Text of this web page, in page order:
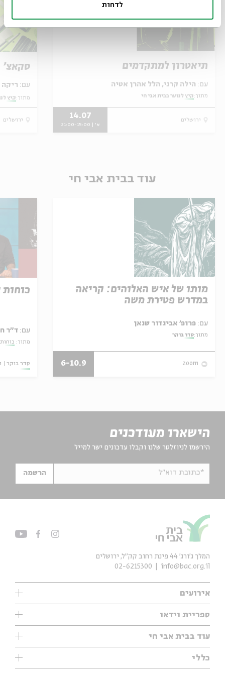
לדחות
תיאטרון למתקדמים
עם:
מתוך: קיץ לנוער בבית אבי חי
ירושלים 14.07
א' | 21:00-15:00
סקאצ'
עם:
מתוך: קיץ
ירושלים
עוד בבית אבי חי
מותו של איש האלוהים: קריאה
במדרש פטירת משה
עם:
מתוך:סדר בוקר
zoom
6-10.9
עם: ד"ר
מתוך:
סדר בוקר
הישארו מעודכנים
הירשמו לניוזלטר שלנו וקבלו עדכונים ישר למייל
*כתובת דוא"ל הרשמה
אירועים
עיון
אנגלית
נוער
ספריית וידאו
ילדים
מוזיקה
עיון
מיוחדים
עוד בבית אבי חי
תערוכות
מיוחדים
כללי
המלך ג'ורג' 44 פינת רחוב קק״ל, ירושלים
info@bac.org.il
02-6215300